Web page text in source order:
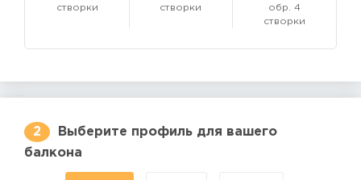
створки
створки
обр. 4
створки
2
Выберите профиль для вашего
балкона